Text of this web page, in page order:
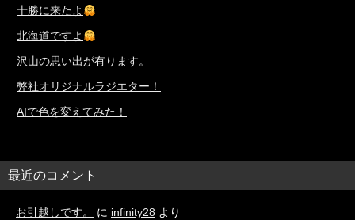
十勝に来たよ
北海道ですよ
沢山の思い出が有ります。
弊社オリジナルラジエター！
AIで色を変えてみた！
最近のコメント
お引越しです。 に infinity28 より